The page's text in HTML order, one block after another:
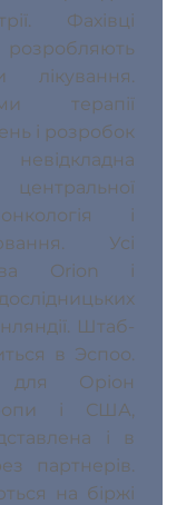
Фахівці
розробляють
терапії
і розробок
і
Усі
Orion і
Штаб-
в Эспоо.
для Оріон
і США,
і в
партнерів.
на біржі